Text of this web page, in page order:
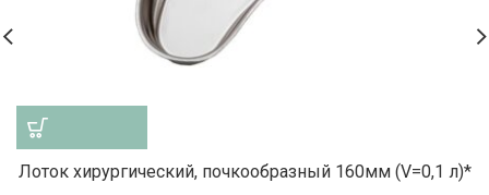
Лоток хирургический, почкообразный 160мм (V=0,1 л)*